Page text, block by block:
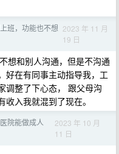
班，功能也不想 2023 年 11 月
19 日
想和别人沟通，但是不沟通
好在有同事主动指导我，工
调整了下心态， 跟父母沟
入我就混到了现在。
院能做成人
2023 年 10 月
11 日